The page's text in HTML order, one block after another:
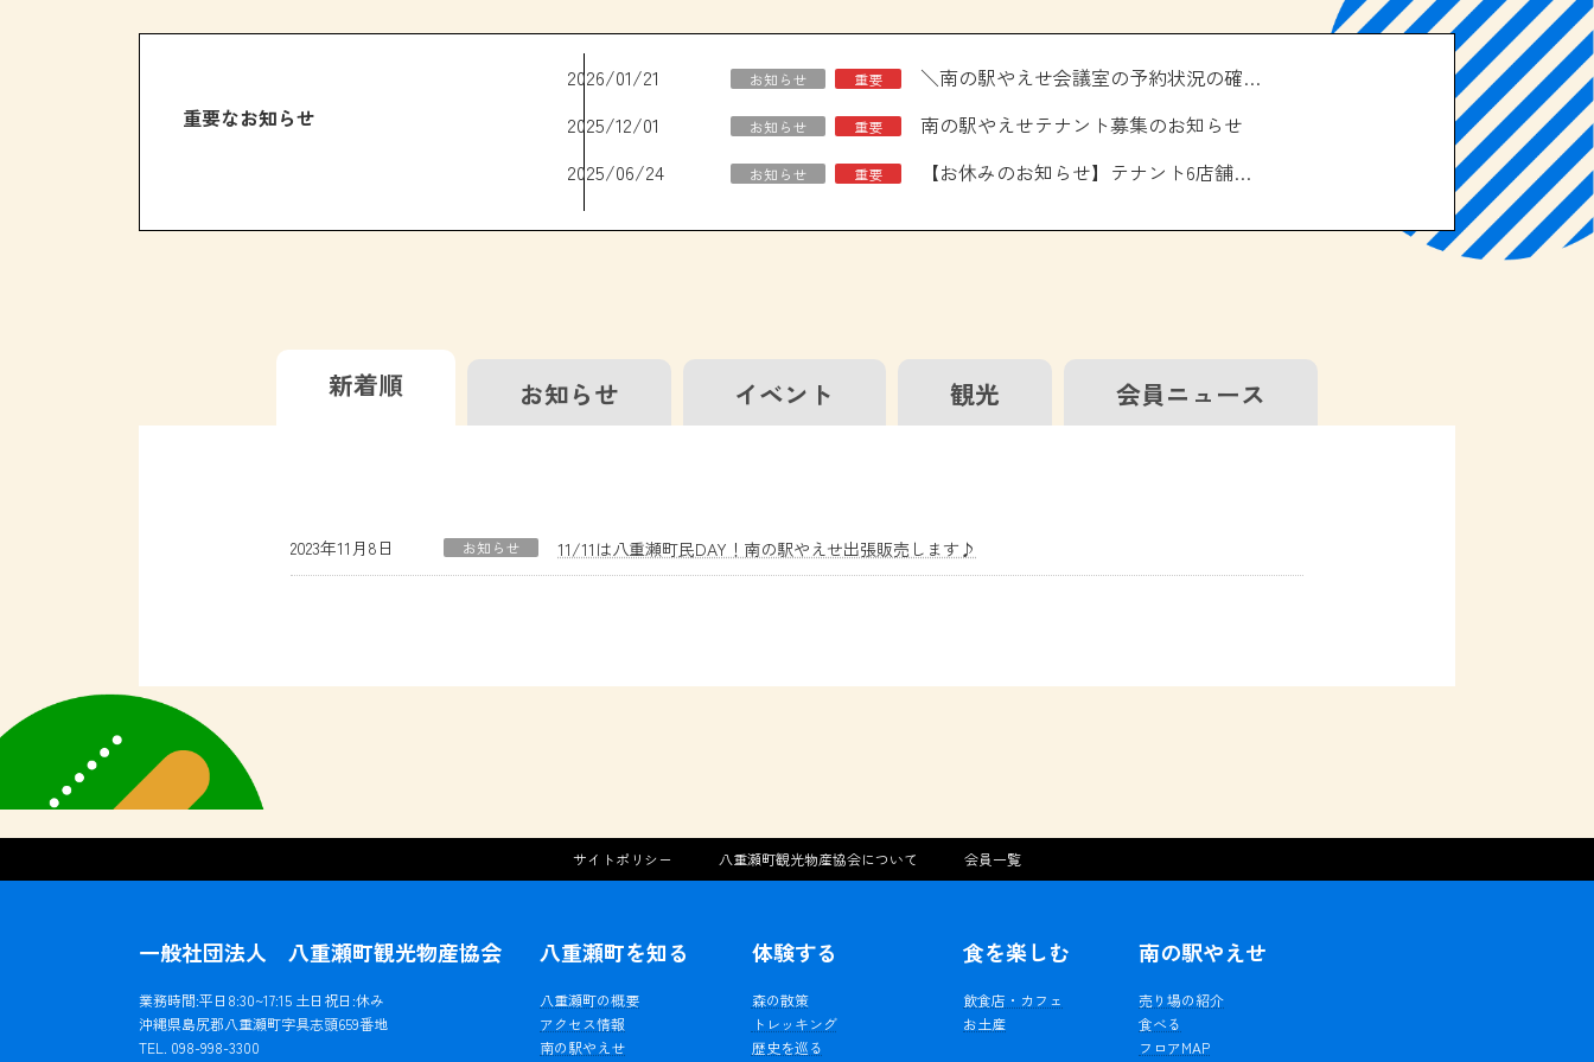
重要なお知らせ
2026/01/21 お知らせ 重要
＼南の駅やえせ会議室の予約状況の確認はこちら！／
2025/12/01
お知らせ 重要
南の駅やえせテナント募集のお知らせ
2025/06/24
お知らせ 重要 【お休みのお知らせ】テナント6店舗、エアコン取り換え工事について
新着順 お知らせ イベント 観光 会員ニュース
2023年11月8日 お知らせ 11/11は八重瀬町民DAY！南の駅やえせ出張販売します♪
サイトポリシー 八重瀬町観光物産協会について 会員一覧
一般社団法人 八重瀬町観光物産協会
業務時間:平日8:30~17:15 土日祝日:休み
沖縄県島尻郡八重瀬町字具志頭659番地
TEL. 098-998-3300
八重瀬町を知る
八重瀬町の概要
アクセス情報
南の駅やえせ
体験する
森の散策
トレッキング
歴史を巡る
食を楽しむ
飲食店・カフェ
お土産
南の駅やえせ
売り場の紹介
食べる
フロアMAP